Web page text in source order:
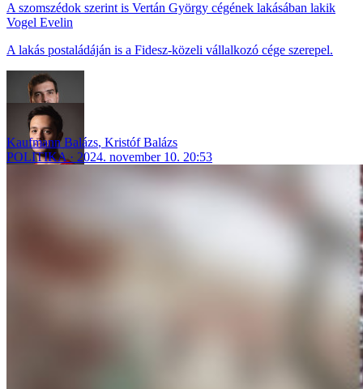
A szomszédok szerint is Vertán György cégének lakásában lakik
Vogel Evelin
A lakás postaládáján is a Fidesz-közeli vállalkozó cége szerepel.
Kaufmann Balázs, Kristóf Balázs
POLITIKA
2024. november 10. 20:53